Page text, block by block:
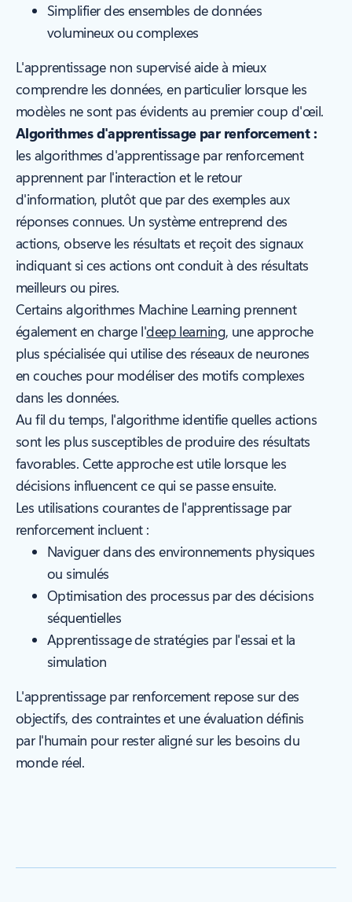
Simplifier des ensembles de données
volumineux ou complexes
L'apprentissage non supervisé aide à mieux
comprendre les données, en particulier lorsque les
modèles ne sont pas évidents au premier coup d'œil.
Algorithmes d'apprentissage par renforcement :
les algorithmes d'apprentissage par renforcement
apprennent par l'interaction et le retour
d'information, plutôt que par des exemples aux
réponses connues. Un système entreprend des
actions, observe les résultats et reçoit des signaux
indiquant si ces actions ont conduit à des résultats
meilleurs ou pires.
Certains algorithmes Machine Learning prennent
également en charge l'deep learning, une approche
plus spécialisée qui utilise des réseaux de neurones
en couches pour modéliser des motifs complexes
dans les données.
Au fil du temps, l'algorithme identifie quelles actions
sont les plus susceptibles de produire des résultats
favorables. Cette approche est utile lorsque les
décisions influencent ce qui se passe ensuite.
Les utilisations courantes de l'apprentissage par
renforcement incluent :
Naviguer dans des environnements physiques
ou simulés
Optimisation des processus par des décisions
séquentielles
Apprentissage de stratégies par l'essai et la
simulation
L'apprentissage par renforcement repose sur des
objectifs, des contraintes et une évaluation définis
par l'humain pour rester aligné sur les besoins du
monde réel.